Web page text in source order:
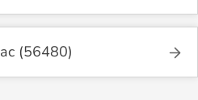
(56480)